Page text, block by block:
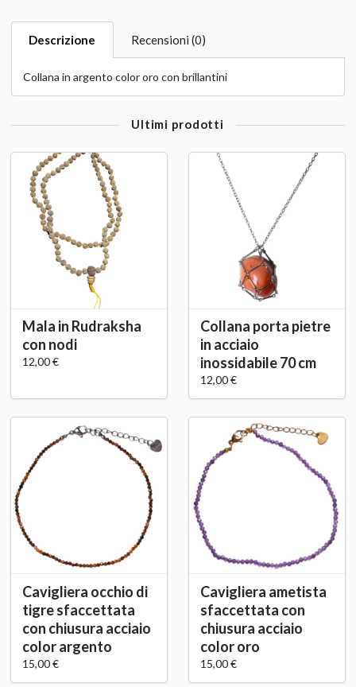
Descrizione Recensioni (0)
Collana in argento color oro con brillantini
Ultimi prodotti
Mala in Rudraksha
con nodi
12,00 €
Collana porta pietre
in acciaio
inossidabile 70 cm
12,00 €
Cavigliera occhio di
tigre sfaccettata
con chiusura acciaio
color argento
15,00 €
Cavigliera ametista
sfaccettata con
chiusura acciaio
color oro
15,00 €